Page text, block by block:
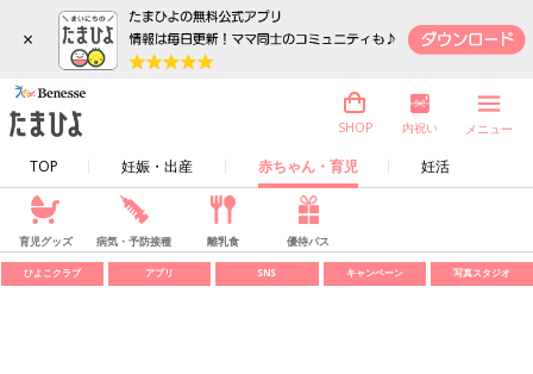
×
TOP 妊娠・出産 赤ちゃん・育児 妊活
SHOP 内祝い メニュー
育児グッズ 病気・予防接種 離乳食 優待パス
ひよこクラブ アプリ SNS キャンペーン 写真スタジオ